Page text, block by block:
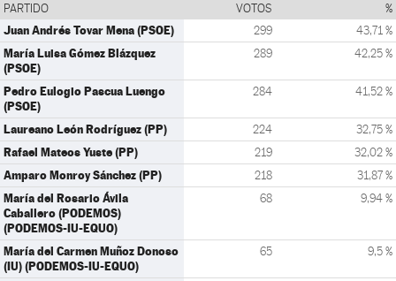
PARTIDO VOTOS %
Juan Andrés Tovar Mena (PSOE) 299 43,71 %
María Luisa Gómez Blázquez
(PSOE)
289 42,25 %
Pedro Eulogio Pascua Luengo
(PSOE)
284 41,52 %
Laureano León Rodríguez (PP) 224 32,75 %
Rafael Mateos Yuste (PP) 219 32,02 %
Amparo Monroy Sánchez (PP) 218 31,87 %
María del Rosario Ávila
Caballero (PODEMOS)
(PODEMOS-IU-EQUO)
68 9,94 %
María del Carmen Muñoz Donoso
(IU) (PODEMOS-IU-EQUO)
65 9,5 %